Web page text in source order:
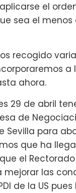
el
sea el menos
recogido
a
ahora.
29 de abril
de
Sevilla para
que ha
el
mejorar las
de la US